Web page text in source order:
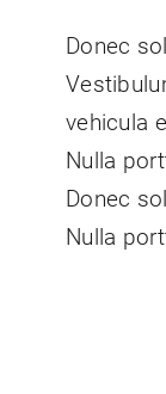
Donec
vehicula
Nulla
Donec
Nulla